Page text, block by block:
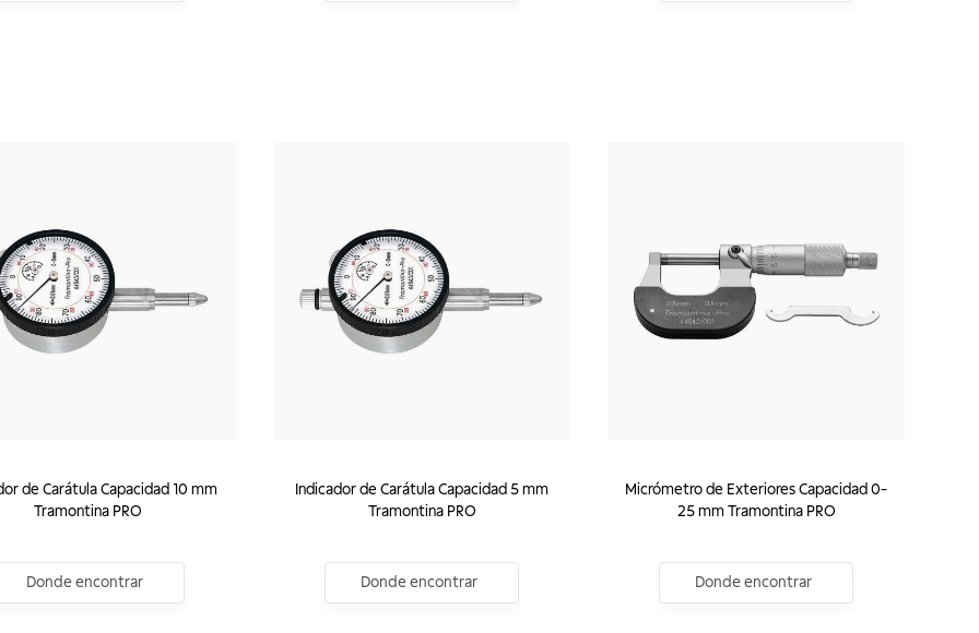
de Carátula Capacidad 10 mm
Tramontina PRO
Donde encontrar
Indicador de Carátula Capacidad 5 mm
Tramontina PRO
Donde encontrar
Micrómetro de Exteriores Capacidad 0-
25 mm Tramontina PRO
Donde encontrar